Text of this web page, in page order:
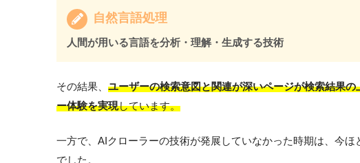
自然言語処理
人間が用いる言語を分析・理解・生成する技術
その結果、 ユーザーの検索意図と関連が深いページが検索結果
ー体験を実現しています。
一方で、AIクローラーの技術が発展していなかった時期は、今
でした。